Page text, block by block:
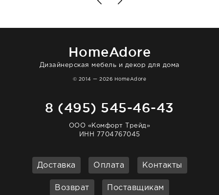
то качество выше всяких похвал. Выглядит
HomeAdore
Дизайнерская мебель и декор для дома
© 2014 — 2026 HomeAdore
8 (495) 545-46-43
ООО «Комфорт Трейд»
ИНН 7704767045
Доставка Оплата Контакты
Возврат Поставщикам